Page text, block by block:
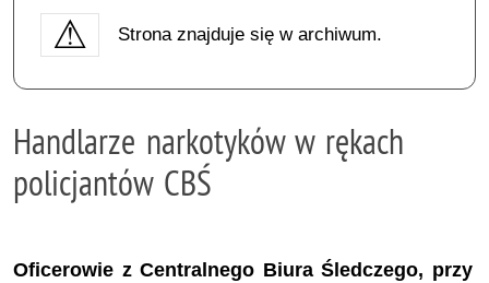
Strona znajduje się w archiwum.
Handlarze narkotyków w rękach
policjantów CBŚ
Oficerowie z Centralnego Biura Śledczego, przy